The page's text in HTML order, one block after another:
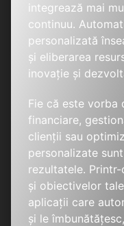
integrează mai
continuu.
personalizată
și eliberarea
inovație și
Fie că este vorba
financiare,
clienții sau
personalizate
rezultatele.
și obiectivelor
aplicații care
și le